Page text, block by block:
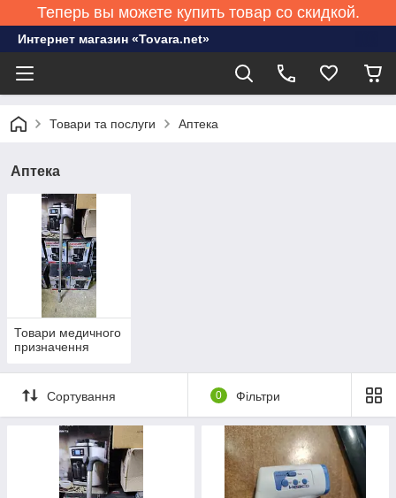
Теперь вы можете купить товар со скидкой.
Интернет магазин «Tovara.net»
Товари та послуги Аптека
Аптека
Товари медичного
призначення
Сортування 0 Фільтри